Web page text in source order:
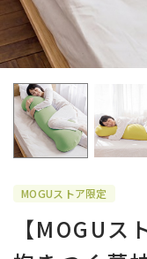
MOGUストア限定
【MOGU